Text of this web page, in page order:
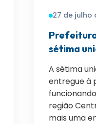
27 de julho
sétima
A sétima
entregue à
região
mais uma